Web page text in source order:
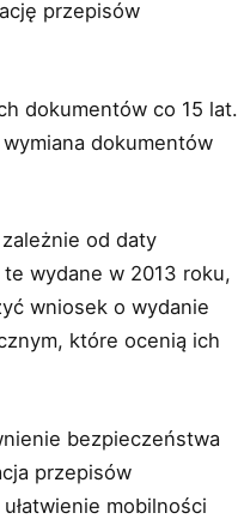
przepisów
dokumentów co 15 lat.
dokumentów
od daty
wydane w 2013 roku,
wniosek o wydanie
które ocenią ich
bezpieczeństwa
przepisów
mobilności